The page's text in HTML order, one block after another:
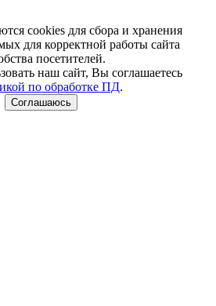
cookies для сбора и хранения
для корректной работы сайта
посетителей.
наш сайт, Вы соглашаетесь
по обработке ПД.
Соглашаюсь